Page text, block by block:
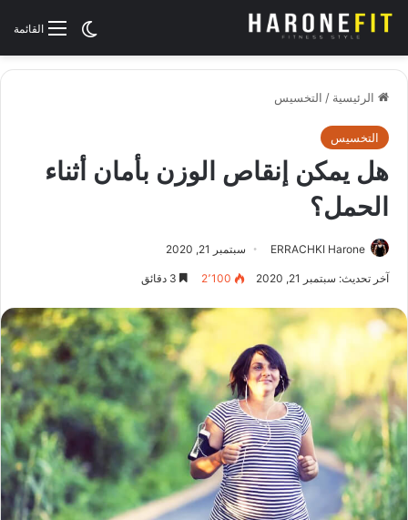
القائمةالوضع
الرئيسية / التخسيس
التخسيس
هل يمكن إنقاص الوزن بأمان أثناء
الحمل؟
ERRACHKI Harone سبتمبر 21, 2020
آخر تحديث: سبتمبر 21, 2020 2٬100